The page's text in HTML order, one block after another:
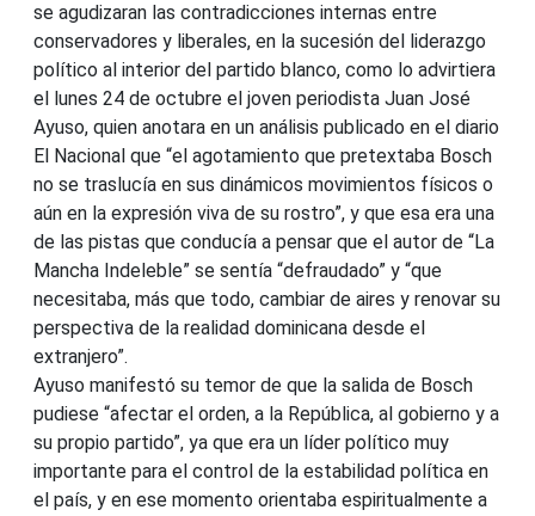
se agudizaran las contradicciones internas entre
conservadores y liberales, en la sucesión del liderazgo
político al interior del partido blanco, como lo advirtiera
el lunes 24 de octubre el joven periodista Juan José
Ayuso, quien anotara en un análisis publicado en el diario
El Nacional que “el agotamiento que pretextaba Bosch
no se traslucía en sus dinámicos movimientos físicos o
aún en la expresión viva de su rostro”, y que esa era una
de las pistas que conducía a pensar que el autor de “La
Mancha Indeleble” se sentía “defraudado” y “que
necesitaba, más que todo, cambiar de aires y renovar su
perspectiva de la realidad dominicana desde el
extranjero”.
Ayuso manifestó su temor de que la salida de Bosch
pudiese “afectar el orden, a la República, al gobierno y a
su propio partido”, ya que era un líder político muy
importante para el control de la estabilidad política en
el país, y en ese momento orientaba espiritualmente a